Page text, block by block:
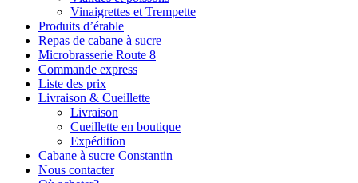
Vinaigrettes et Trempette
Produits d’érable
Repas de cabane à sucre
Microbrasserie Route 8
Commande express
Liste des prix
Livraison & Cueillette
Livraison
Cueillette en boutique
Expédition
Cabane à sucre Constantin
Nous contacter